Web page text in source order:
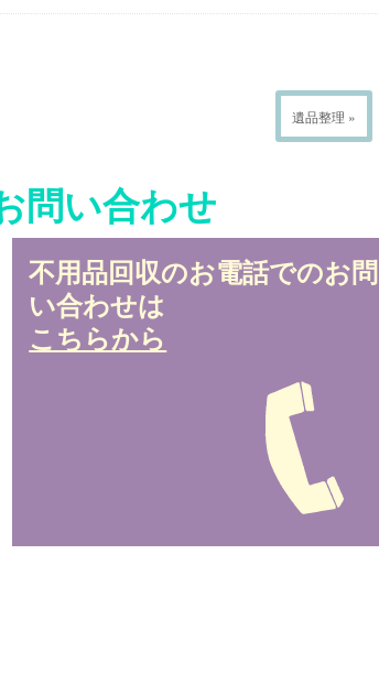
遺品整理 »
問い合わせ
不用品回収のお電話でのお問
い合わせは
こちらから